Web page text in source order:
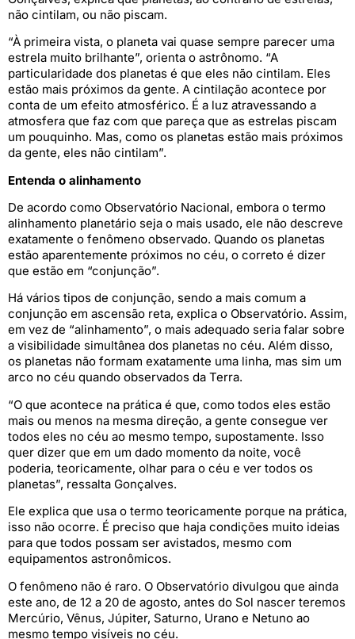
não cintilam, ou não piscam.
“À primeira vista, o planeta vai quase sempre parecer uma
estrela muito brilhante”, orienta o astrônomo. “A
particularidade dos planetas é que eles não cintilam. Eles
estão mais próximos da gente. A cintilação acontece por
conta de um efeito atmosférico. É a luz atravessando a
atmosfera que faz com que pareça que as estrelas piscam
um pouquinho. Mas, como os planetas estão mais próximos
da gente, eles não cintilam”.
Entenda o alinhamento
De acordo como Observatório Nacional, embora o termo
alinhamento planetário seja o mais usado, ele não descreve
exatamente o fenômeno observado. Quando os planetas
estão aparentemente próximos no céu, o correto é dizer
que estão em “conjunção”.
Há vários tipos de conjunção, sendo a mais comum a
conjunção em ascensão reta, explica o Observatório. Assim,
em vez de “alinhamento”, o mais adequado seria falar sobre
a visibilidade simultânea dos planetas no céu. Além disso,
os planetas não formam exatamente uma linha, mas sim um
arco no céu quando observados da Terra.
“O que acontece na prática é que, como todos eles estão
mais ou menos na mesma direção, a gente consegue ver
todos eles no céu ao mesmo tempo, supostamente. Isso
quer dizer que em um dado momento da noite, você
poderia, teoricamente, olhar para o céu e ver todos os
planetas”, ressalta Gonçalves.
Ele explica que usa o termo teoricamente porque na prática,
isso não ocorre. É preciso que haja condições muito ideias
para que todos possam ser avistados, mesmo com
equipamentos astronômicos.
O fenômeno não é raro. O Observatório divulgou que ainda
este ano, de 12 a 20 de agosto, antes do Sol nascer teremos
Mercúrio, Vênus, Júpiter, Saturno, Urano e Netuno ao
mesmo tempo visíveis no céu.